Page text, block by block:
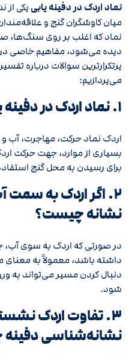
نماد اردک در دفینه یابی یکی از
میان کاوشگران گنج و
نماد که اغلب بر روی سنگ‌ها،
دیده می‌شود، مفاهیم خاصی در
پرتکرارترین سوالات درباره
می‌پردازیم:
۱. نماد اردک در دفینه یابی چه معنی دارد؟
اردک نماد حرکت، مهاجرت، آب
بسیاری از موارد، جهت حرکت
برای رسیدن به محل گنج
۲. اگر اردک به
نشانه چیست؟
در صورتی که اردک به سوی
داشته باشد، معمولاً به
دنبال کردن مسیر می‌تواند به
شود.
۳. تفاوت اردک
نشانه‌شناسی